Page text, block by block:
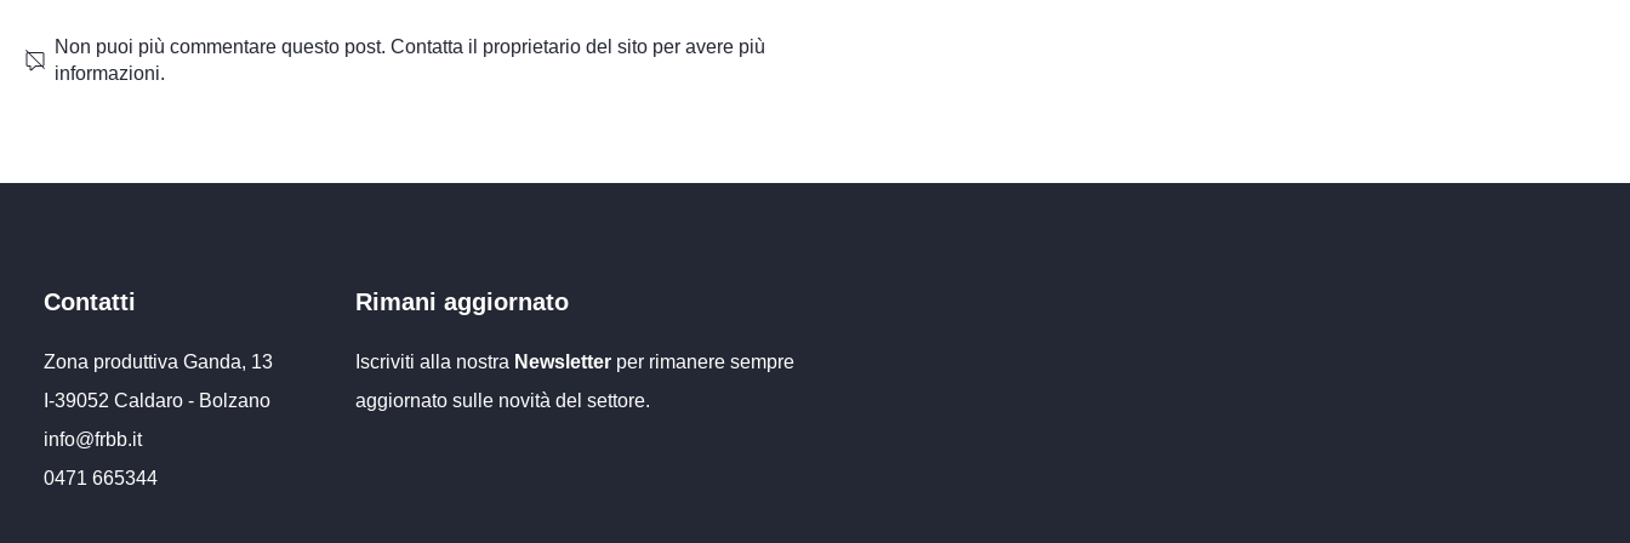
Non puoi più commentare questo post. Contatta il proprietario del sito per avere più
informazioni.
Contatti
Zona produttiva Ganda, 13
I-39052 Caldaro - Bolzano
info@frbb.it
0471 665344
Rimani aggiornato
Iscriviti alla nostra Newsletterper rimanere sempre
aggiornato sulle novità del settore.